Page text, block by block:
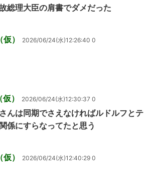
総理大臣の肩書でダメだった
） 2026/06/24(水)12:26:40 0
） 2026/06/24(水)12:30:37 0
んは同期でさえなければルドルフとテ
係にすらなってたと思う
） 2026/06/24(水)12:40:29 0